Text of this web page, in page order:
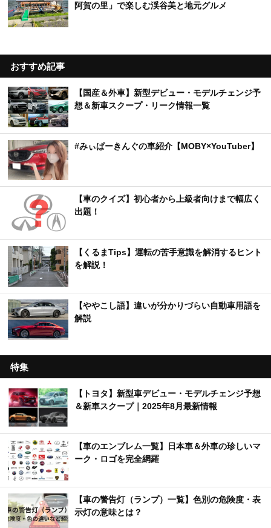
阿賀の里」で楽しむ渓谷美と地元グルメ
おすすめ記事
【国産＆外車】新型デビュー・モデルチェンジ予
想＆新車スクープ・リーク情報一覧
#みぃぱーきんぐの車紹介【MOBY×YouTuber】
【車のクイズ】初心者から上級者向けまで幅広く
出題！
【くるまTips】運転の苦手意識を解消するヒント
を解説！
【ややこし語】違いが分かりづらい自動車用語を
解説
特集
【トヨタ】新型車デビュー・モデルチェンジ予想
＆新車スクープ｜2025年8月最新情報
【車のエンブレム一覧】日本車＆外車の珍しいマ
ーク・ロゴを完全網羅
【車の警告灯（ランプ）一覧】色別の危険度・表
示灯の意味とは？